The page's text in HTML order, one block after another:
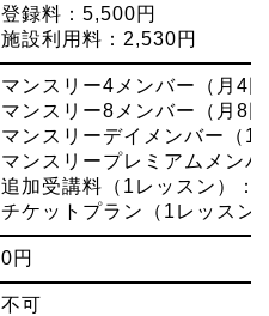
登録料：5,500円
施設利用料：2,530円
マンスリー4メンバー（月4
マンスリー8メンバー（月8
マンスリーデイメンバー（
マンスリープレミアムメン
追加受講料（1レッスン）：
チケットプラン（1レッスン
0円
不可